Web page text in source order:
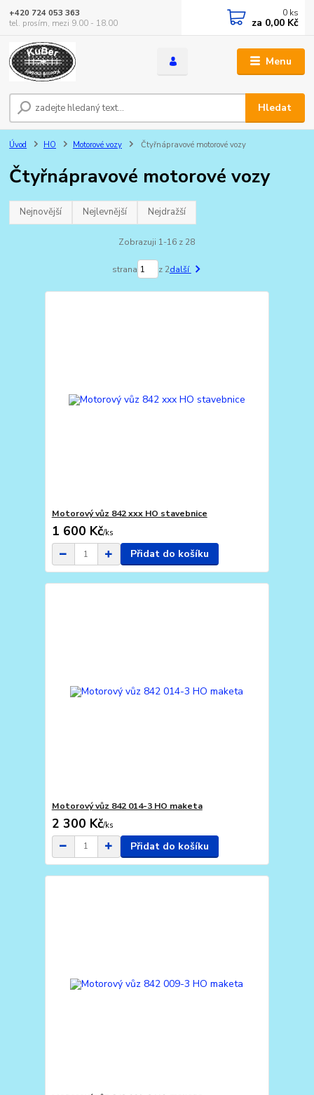
Menu
Hledat
+420 724 053 363
tel. prosím, mezi 9.00 - 18.00
0 ks
za 0,00 Kč
Úvod HO Motorové vozy Čtyřnápravové motorové vozy
Čtyřnápravové motorové vozy
Nejnovější Nejlevnější Nejdražší
Zobrazuji 1-16 z 28
strana z 2další
Motorový vůz 842 xxx HO stavebnice
1 600 Kč/ks
Přidat do košíku
Motorový vůz 842 014-3 HO maketa
2 300 Kč/ks
Přidat do košíku